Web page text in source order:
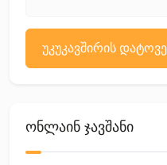
უკუკავშირის
ონლაინ ჯავშანი